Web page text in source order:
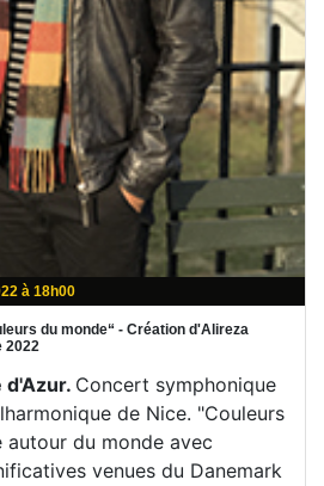
à 18h00
du monde“ - Création d'Alireza
2022
d'Azur. Concert symphonique
de Nice. "Couleurs
autour du monde avec
venues du Danemark